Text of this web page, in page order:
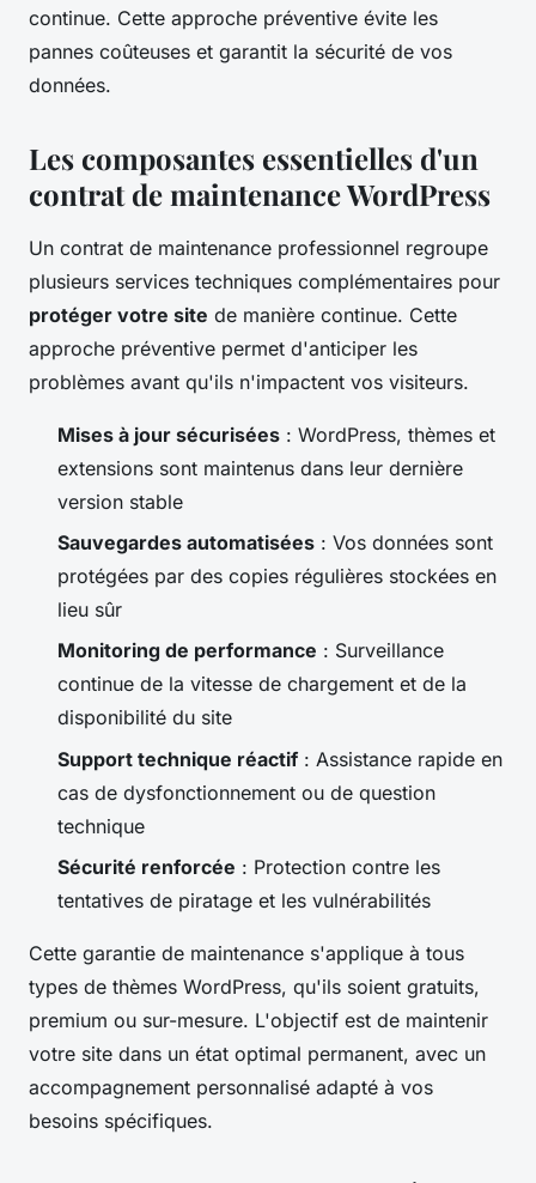
continue. Cette approche préventive évite les
pannes coûteuses et garantit la sécurité de vos
données.
Les composantes essentielles d'un
contrat de maintenance WordPress
Un contrat de maintenance professionnel regroupe
plusieurs services techniques complémentaires pour
protéger votre site de manière continue. Cette
approche préventive permet d'anticiper les
problèmes avant qu'ils n'impactent vos visiteurs.
Mises à jour sécurisées : WordPress, thèmes et
extensions sont maintenus dans leur dernière
version stable
Sauvegardes automatisées : Vos données sont
protégées par des copies régulières stockées en
lieu sûr
Monitoring de performance : Surveillance
continue de la vitesse de chargement et de la
disponibilité du site
Support technique réactif : Assistance rapide en
cas de dysfonctionnement ou de question
technique
Sécurité renforcée : Protection contre les
tentatives de piratage et les vulnérabilités
Cette garantie de maintenance s'applique à tous
types de thèmes WordPress, qu'ils soient gratuits,
premium ou sur-mesure. L'objectif est de maintenir
votre site dans un état optimal permanent, avec un
accompagnement personnalisé adapté à vos
besoins spécifiques.